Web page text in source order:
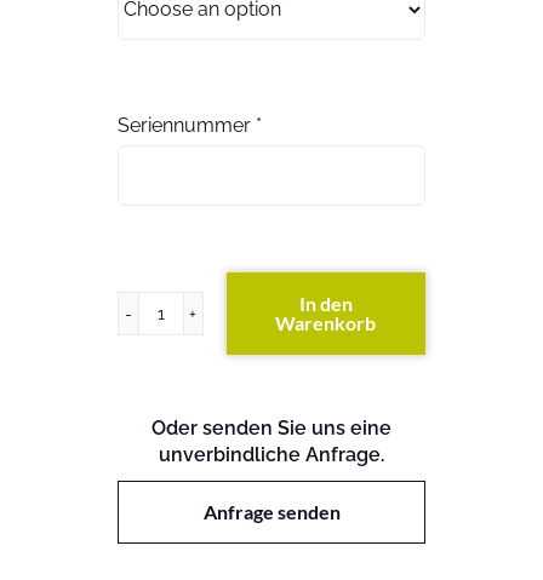
Seriennummer *
FC-
In den
Warenkorb
Oder senden Sie uns eine
unverbindliche Anfrage.
Anfrage senden